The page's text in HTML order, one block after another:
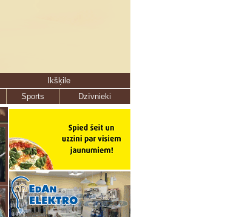
Ikšķile
Sports
Dzīvnieki